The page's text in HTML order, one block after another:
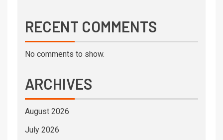
RECENT COMMENTS
No comments to show.
ARCHIVES
August 2026
July 2026